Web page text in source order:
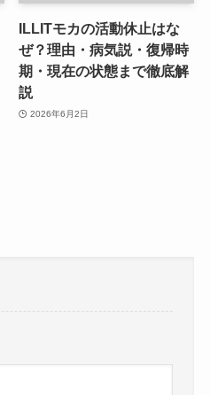
ILLITモカの活動休止はな
ぜ？理由・病気説・復帰時
期・現在の状態まで徹底解
説
2026年6月2日